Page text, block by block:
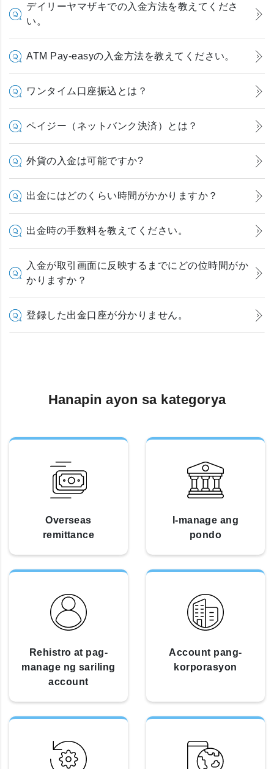
デイリーヤマザキでの入金方法を教えてくださ
い。
ATM Pay-easyの入金方法を教えてください。
ワンタイム口座振込とは？
ペイジー（ネットバンク決済）とは？
外貨の入金は可能ですか?
出金にはどのくらい時間がかかりますか？
出金時の手数料を教えてください。
入金が取引画面に反映するまでにどの位時間がか
かりますか？
登録した出金口座が分かりません。
Hanapin ayon sa kategorya
Overseas
remittance
I-manage ang
pondo
Rehistro at pag-
manage ng sariling
account
Account pang-
korporasyon